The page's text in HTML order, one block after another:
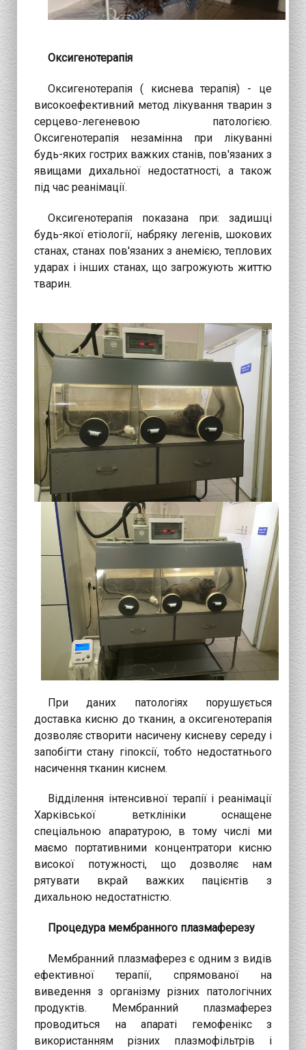
Оксигенотерапія
Оксигенотерапія ( киснева терапія) - це
високоефективний метод лікування тварин з
серцево-легеневою патологією.
Оксигенотерапія незамінна при лікуванні
будь-яких гострих важких станів, пов'язаних з
явищами дихальної недостатності, а також
під час реанімації.
Оксигенотерапія показана при: задишці
будь-якої етіології, набряку легенів, шокових
станах, станах пов'язаних з анемією, теплових
ударах і інших станах, що загрожують життю
тварин.
При даних патологіях порушується
доставка кисню до тканин, а оксигенотерапія
дозволяє створити насичену кисневу середу і
запобігти стану гіпоксії, тобто недостатнього
насичення тканин киснем.
Відділення інтенсивної терапії і реанімації
Харківської ветклініки оснащене
спеціальною апаратурою, в тому числі ми
маємо портативними концентратори кисню
високої потужності, що дозволяє нам
рятувати вкрай важких пацієнтів з
дихальною недостатністю.
Процедура мембранного плазмаферезу
Мембранний плазмаферез є одним з видів
ефективної терапії, спрямованої на
виведення з організму різних патологічних
продуктів. Мембранний плазмаферез
проводиться на апараті гемофенікс з
використанням різних плазмофільтрів і